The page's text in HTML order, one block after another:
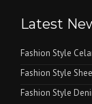
Latest
Fashion Style
Fashion Style
Fashion Style